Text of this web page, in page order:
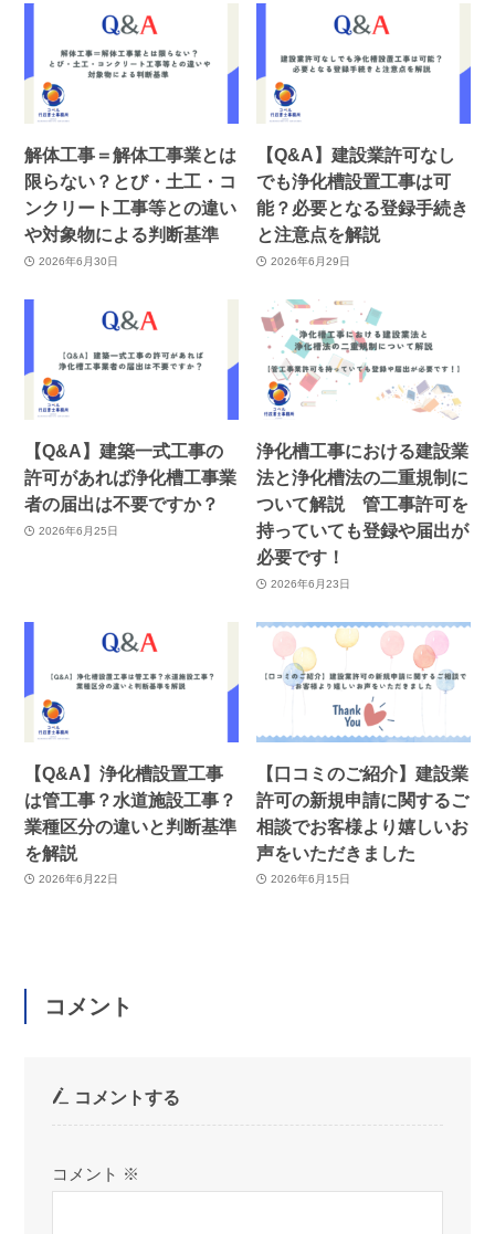
解体工事＝解体工事業とは
限らない？とび・土工・コ
ンクリート工事等との違い
や対象物による判断基準
2026年6月30日
【Q&A】建設業許可なし
でも浄化槽設置工事は可
能？必要となる登録手続き
と注意点を解説
2026年6月29日
【Q&A】建築一式工事の
許可があれば浄化槽工事業
者の届出は不要ですか？
2026年6月25日
浄化槽工事における建設業
法と浄化槽法の二重規制に
ついて解説 管工事許可を
持っていても登録や届出が
必要です！
2026年6月23日
【Q&A】浄化槽設置工事
は管工事？水道施設工事？
業種区分の違いと判断基準
を解説
2026年6月22日
【口コミのご紹介】建設業
許可の新規申請に関するご
相談でお客様より嬉しいお
声をいただきました
2026年6月15日
コメント
コメントする
コメント ※